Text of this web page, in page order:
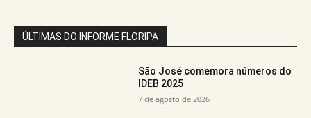
ÚLTIMAS DO INFORME FLORIPA
São José comemora números do
IDEB 2025
7 de agosto de 2026